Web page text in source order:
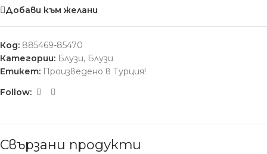
Добави към желани
Код: 885469-85470
Категории: Блузи, Блузи
Етикет: Произведено в Турция!
Follow:
Свързани продукти